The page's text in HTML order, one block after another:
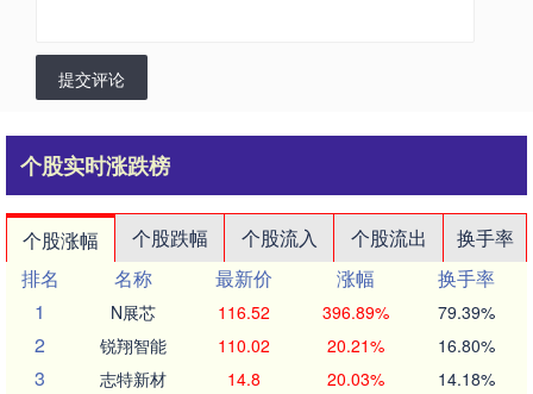
提交评论
个股实时涨跌榜
个股涨幅 个股跌幅 个股流入 个股流出
换手率
排名
名称 最新价 涨幅
换手率
1
N展芯 116.52 396.89% 79.39%
2 锐翔智能 110.02 20.21% 16.80%
3 志特新材 14.8 20.03% 14.18%